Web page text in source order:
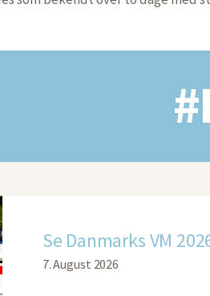
Se Danmarks VM
7. August 2026